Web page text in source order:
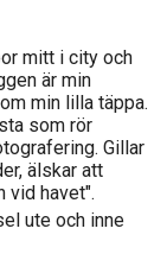
mitt i city och
är min
min lilla täppa.
som rör
Gillar
älskar att
vid havet".
ute och inne